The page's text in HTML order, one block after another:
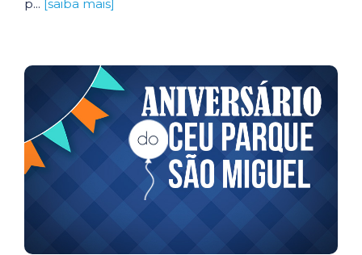
p... [saiba mais]